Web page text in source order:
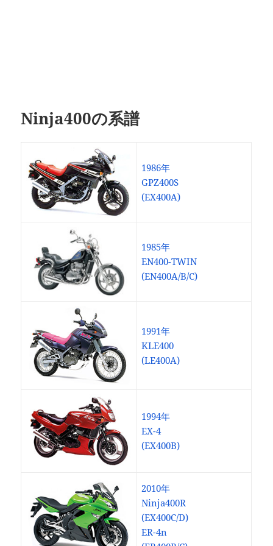
Ninja400の系譜
1986年
GPZ400S
(EX400A)
1985年
EN400-TWIN
(EN400A/B/C)
1991年
KLE400
(LE400A)
1994年
EX-4
(EX400B)
2010年
Ninja400R
(EX400C/D)
ER-4n